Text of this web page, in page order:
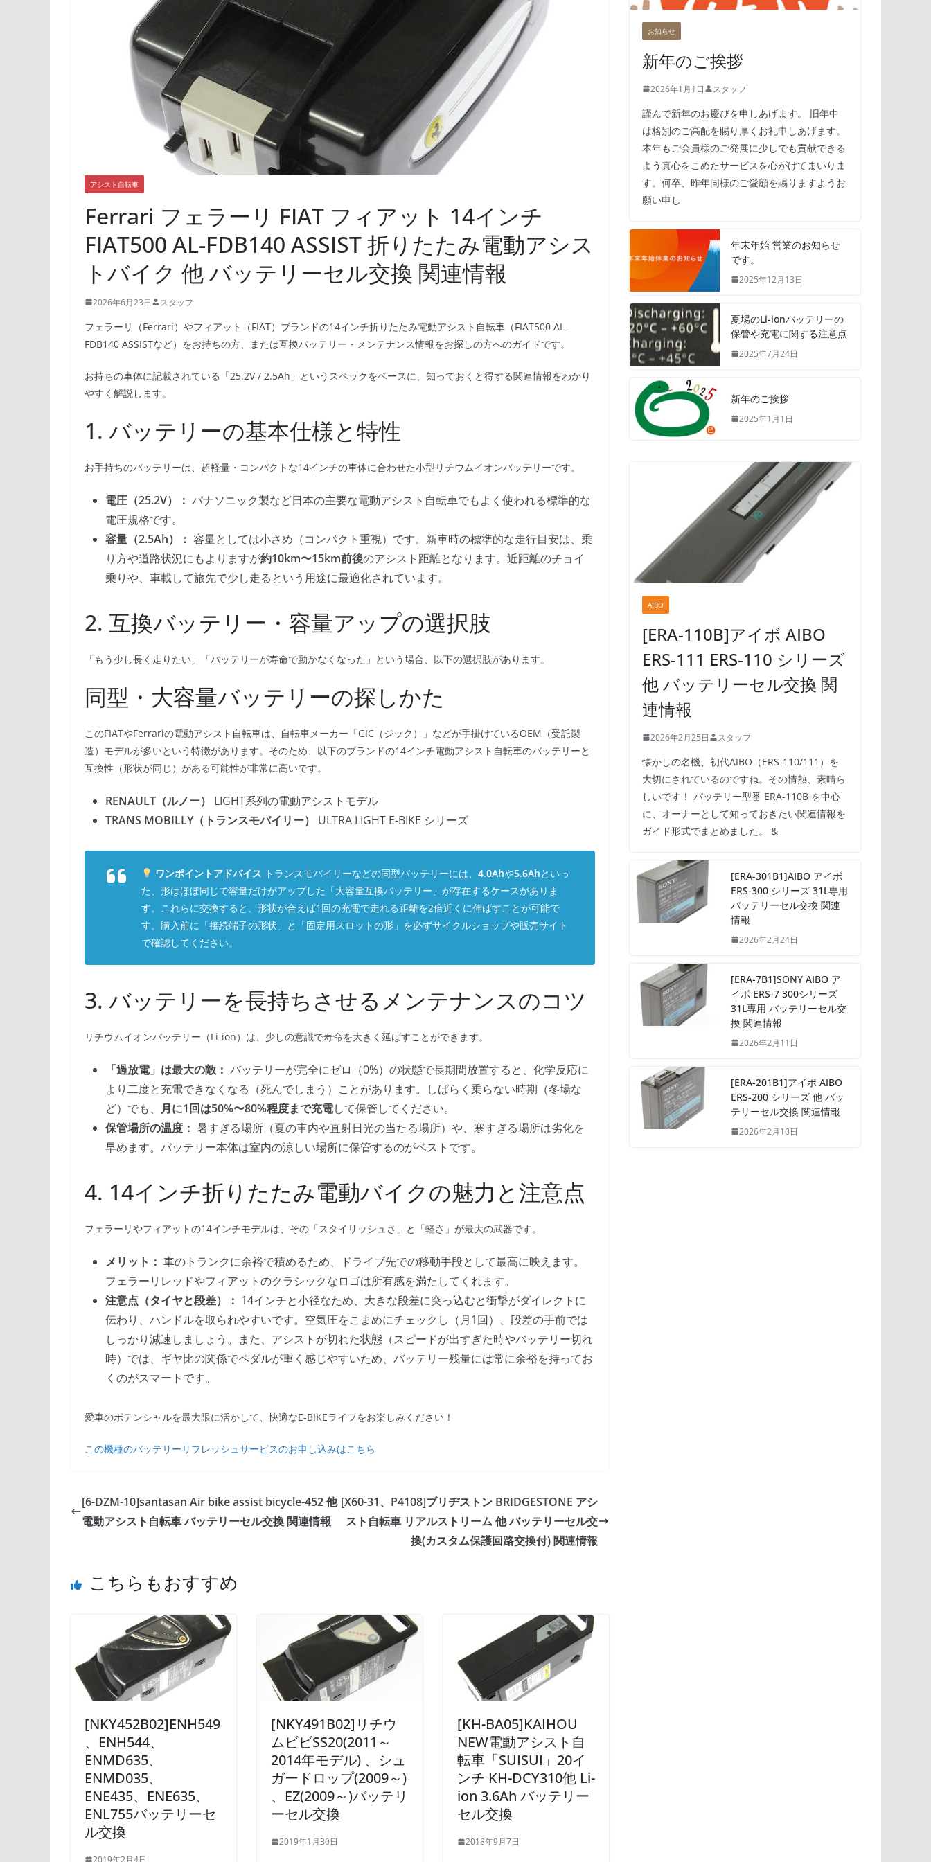
アシスト自転車
Ferrari フェラーリ FIAT フィアット 14インチ
FIAT500 AL-FDB140 ASSIST 折りたたみ電動アシス
トバイク 他 バッテリーセル交換 関連情報
2026年6月23日 スタッフ
フェラーリ（Ferrari）やフィアット（FIAT）ブランドの14インチ折りたたみ電動アシスト自転車（FIAT500 AL-
FDB140 ASSISTなど）をお持ちの方、または互換バッテリー・メンテナンス情報をお探しの方へのガイドです。
お持ちの車体に記載されている「25.2V / 2.5Ah」というスペックをベースに、知っておくと得する関連情報をわかり
やすく解説します。
1. バッテリーの基本仕様と特性
お手持ちのバッテリーは、超軽量・コンパクトな14インチの車体に合わせた小型リチウムイオンバッテリーです。
電圧（25.2V）： パナソニック製など日本の主要な電動アシスト自転車でもよく使われる標準的な
電圧規格です。
容量（2.5Ah）： 容量としては小さめ（コンパクト重視）です。新車時の標準的な走行目安は、乗
り方や道路状況にもよりますが約10km〜15km前後のアシスト距離となります。近距離のチョイ
乗りや、車載して旅先で少し走るという用途に最適化されています。
2. 互換バッテリー・容量アップの選択肢
「もう少し長く走りたい」「バッテリーが寿命で動かなくなった」という場合、以下の選択肢があります。
同型・大容量バッテリーの探しかた
このFIATやFerrariの電動アシスト自転車は、自転車メーカー「GIC（ジック）」などが手掛けているOEM（受託製
造）モデルが多いという特徴があります。そのため、以下のブランドの14インチ電動アシスト自転車のバッテリーと
互換性（形状が同じ）がある可能性が非常に高いです。
RENAULT（ルノー）
LIGHT系列の電動アシストモデル
TRANS MOBILLY（トランスモバイリー）
ULTRA LIGHT E-BIKE シリーズ
ワンポイントアドバイス トランスモバイリーなどの同型バッテリーには、 4.0Ahや5.6Ahといっ
た、形はほぼ同じで容量だけがアップした「大容量互換バッテリー」が存在するケースがありま
す。これらに交換すると、形状が合えば1回の充電で走れる距離を2倍近くに伸ばすことが可能で
す。購入前に「接続端子の形状」と「固定用スロットの形」を必ずサイクルショップや販売サイト
で確認してください。
3. バッテリーを長持ちさせるメンテナンスのコツ
リチウムイオンバッテリー（Li-ion）は、少しの意識で寿命を大きく延ばすことができます。
「過放電」は最大の敵： バッテリーが完全にゼロ（0%）の状態で長期間放置すると、化学反応に
より二度と充電できなくなる（死んでしまう）ことがあります。しばらく乗らない時期（冬場な
ど）でも、 月に1回は50%〜80%程度まで充電して保管してください。
保管場所の温度： 暑すぎる場所（夏の車内や直射日光の当たる場所）や、寒すぎる場所は劣化を
早めます。バッテリー本体は室内の涼しい場所に保管するのがベストです。
4. 14インチ折りたたみ電動バイクの魅力と注意点
フェラーリやフィアットの14インチモデルは、その「スタイリッシュさ」と「軽さ」が最大の武器です。
メリット： 車のトランクに余裕で積めるため、ドライブ先での移動手段として最高に映えます。
フェラーリレッドやフィアットのクラシックなロゴは所有感を満たしてくれます。
注意点（タイヤと段差）： 14インチと小径なため、大きな段差に突っ込むと衝撃がダイレクトに
伝わり、ハンドルを取られやすいです。空気圧をこまめにチェックし（月1回）、段差の手前では
しっかり減速しましょう。また、アシストが切れた状態（スピードが出すぎた時やバッテリー切れ
時）では、ギヤ比の関係でペダルが重く感じやすいため、バッテリー残量には常に余裕を持ってお
くのがスマートです。
愛車のポテンシャルを最大限に活かして、快適なE-BIKEライフをお楽しみください！
この機種のバッテリーリフレッシュサービスのお申し込みはこちら
[6-DZM-10]santasan Air bike assist bicycle-452 他
電動アシスト自転車 バッテリーセル交換 関連情報
[X60-31、P4108]ブリヂストン BRIDGESTONE アシ
スト自転車 リアルストリーム 他 バッテリーセル交
換(カスタム保護回路交換付) 関連情報
こちらもおすすめ
[NKY452B02]ENH549
、ENH544、
ENMD635、
ENMD035、
ENE435、ENE635、
ENL755バッテリーセ
ル交換
[NKY491B02]リチウ
ムビビSS20(2011～
2014年モデル) 、シュ
ガードロップ(2009～)
、EZ(2009～)バッテリ
ーセル交換
2019年1月30日
[KH-BA05]KAIHOU
NEW電動アシスト自
転車「SUISUI」20イ
ンチ KH-DCY310他 Li-
ion 3.6Ah バッテリー
セル交換
2018年9月7日
お知らせ
新年のご挨拶
2026年1月1日 スタッフ
謹んで新年のお慶びを申しあげます。 旧年中
は格別のご高配を賜り厚くお礼申しあげます。
本年もご会員様のご発展に少しでも貢献できる
よう真心をこめたサービスを心がけてまいりま
す。何卒、昨年同様のご愛顧を賜りますようお
願い申し
年末年始 営業のお知らせ
です。
2025年12月13日
夏場のLi-ionバッテリーの
保管や充電に関する注意点
2025年7月24日
新年のご挨拶
2025年1月1日
AIBO
[ERA-110B]アイボ AIBO
ERS-111 ERS-110 シリーズ
他 バッテリーセル交換 関
連情報
2026年2月25日 スタッフ
懐かしの名機、初代AIBO（ERS-110/111）を
大切にされているのですね。その情熱、素晴ら
しいです！ バッテリー型番 ERA-110B を中心
に、オーナーとして知っておきたい関連情報を
ガイド形式でまとめました。 &
[ERA-301B1]AIBO アイボ
ERS-300 シリーズ 31L専用
バッテリーセル交換 関連
情報
2026年2月24日
[ERA-7B1]SONY AIBO ア
イボ ERS-7 300シリーズ
31L専用 バッテリーセル交
換 関連情報
2026年2月11日
[ERA-201B1]アイボ AIBO
ERS-200 シリーズ 他 バッ
テリーセル交換 関連情報
2026年2月10日